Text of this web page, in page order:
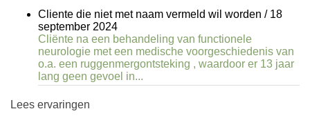
Cliente die niet met naam vermeld wil worden / 18
september 2024
Cliënte na een behandeling van functionele
neurologie met een medische voorgeschiedenis van
o.a. een ruggenmergontsteking , waardoor er 13 jaar
lang geen gevoel in...
Lees ervaringen